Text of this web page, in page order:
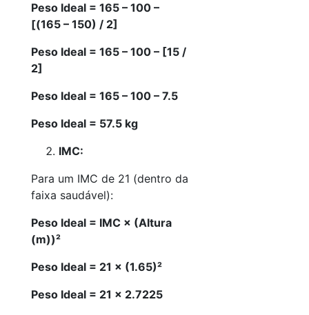
Peso Ideal = 165 – 100 –
[(165 – 150) / 2]
Peso Ideal = 165 – 100 – [15 /
2]
Peso Ideal = 165 – 100 – 7.5
Peso Ideal = 57.5 kg
IMC:
Para um IMC de 21 (dentro da
faixa saudável):
Peso Ideal = IMC × (Altura
(m))²
Peso Ideal = 21 × (1.65)²
Peso Ideal = 21 × 2.7225